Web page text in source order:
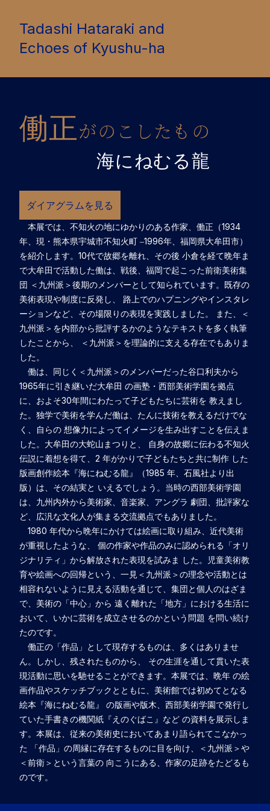
Tadashi Hataraki and
Echoes of Kyushu-ha
働正がのこしたもの
海にねむる龍
ダイアグラムを見る
本展では、不知火の地にゆかりのある作家、働正（1934
年、現・熊本県宇城市不知火町 ‒1996年、福岡県大牟田市）
を紹介します。10代で故郷を離れ、その後 小倉を経て晩年ま
で大牟田で活動した働は、戦後、福岡で起こった前衛美術集
団 ＜九州派＞後期のメンバーとして知られています。既存の
美術表現や制度に反発し、 路上でのハプニングやインスタレ
ーションなど、その場限りの表現を実践しました。 また、＜
九州派＞を内部から批評するかのようなテキストを多く執筆
したことから、 ＜九州派＞を理論的に支える存在でもありま
した。
働は、同じく＜九州派＞のメンバーだった谷口利夫から
1965年に引き継いだ大牟田 の画塾・西部美術学園を拠点
に、およそ30年間にわたって子どもたちに芸術を 教えまし
た。独学で美術を学んだ働は、たんに技術を教えるだけでな
く、自らの 想像力によってイメージを生み出すことを伝えま
した。大牟田の大蛇山まつりと、 自身の故郷に伝わる不知火
伝説に着想を得て、2 年がかりで子どもたちと共に制作 した
版画創作絵本『海にねむる龍』（1985 年、石風社より出
版）は、その結実と いえるでしょう。当時の西部美術学園
は、九州内外から美術家、音楽家、アングラ 劇団、批評家な
ど、広汎な文化人が集まる交流拠点でもありました。
1980 年代から晩年にかけては絵画に取り組み、近代美術
が重視したような、 個の作家や作品のみに認められる「オリ
ジナリティ」から解放された表現を試みま した。児童美術教
育や絵画への回帰という、一見＜九州派＞の理念や活動とは
相容れないように見える活動を通じて、集団と個人のはざま
で、美術の「中心」から 遠く離れた「地方」における生活に
おいて、いかに芸術を成立させるのかという問題 を問い続け
たのです。
働正の「作品」として現存するものは、多くはありませ
ん。しかし、残されたものから、 その生涯を通して貫いた表
現活動に思いを馳せることができます。本展では、晩年 の絵
画作品やスケッチブックとともに、美術館では初めてとなる
絵本『海にねむる龍』 の版画や版木、西部美術学園で発行し
ていた手書きの機関紙『えのぐばこ』など の資料を展示しま
す。本展は、従来の美術史においてあまり語られてこなかっ
た 「作品」の周縁に存在するものに目を向け、＜九州派＞や
＜前衛＞という言葉の 向こうにある、作家の足跡をたどるも
のです。